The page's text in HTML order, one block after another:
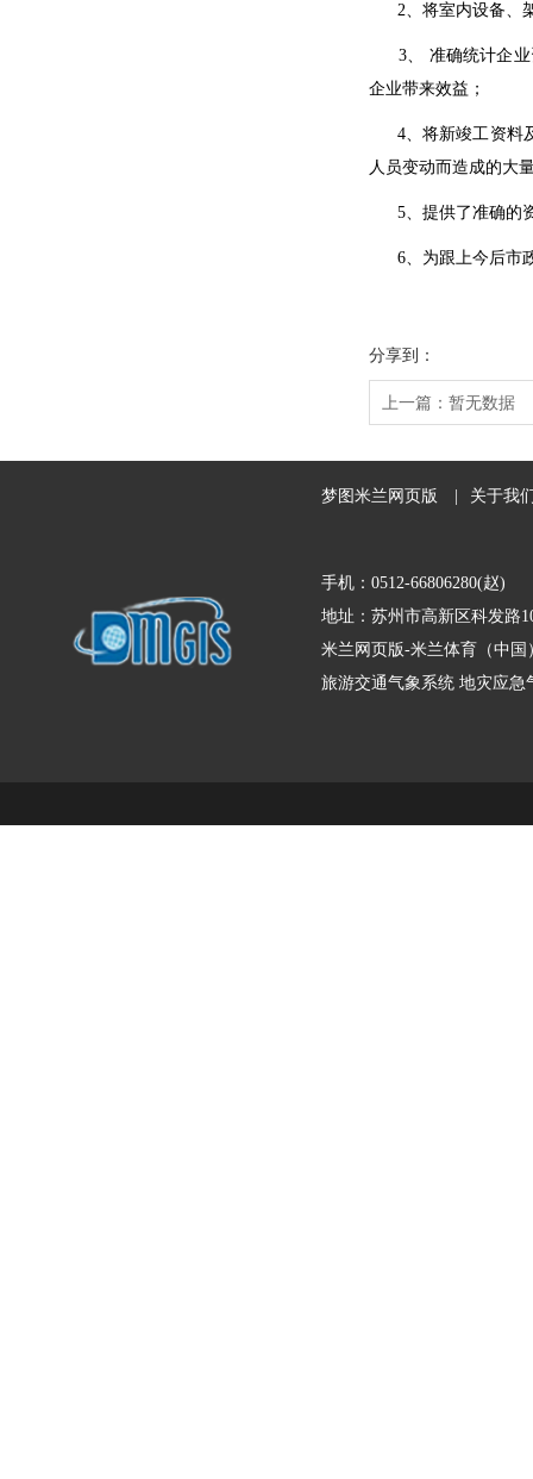
2、将室内设备、架
3、 准确统计企业
企业带来效益；
4、将新竣工资料及
人员变动而造成的大
5、提供了准确的资
6、为跟上今后市政
分享到：
上一篇： 暂无数据
梦图米兰网页版 关于我
手机：0512-66806280(赵)
地址：苏州市高新区科发路
米兰网页版-米兰体育（中
旅游交通气象系统 地灾应急